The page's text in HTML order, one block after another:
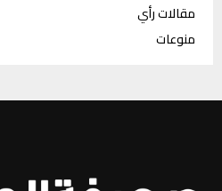
مقالات رأي
منوعات